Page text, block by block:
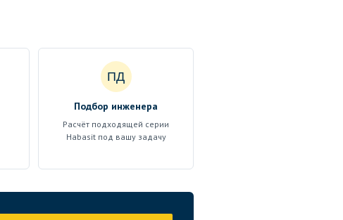
ПД
Подбор инженера
Расчёт подходящей серии
Habasit под вашу задачу